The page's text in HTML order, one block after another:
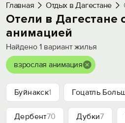
Добавить свой объект
Главная Отдых в Дагестане
Отели в Дагестане
анимацией
Найдено 1 вариант жилья
взрослая анимация
Буйнакск1 Гоцатль
Дербент70 Дубки7